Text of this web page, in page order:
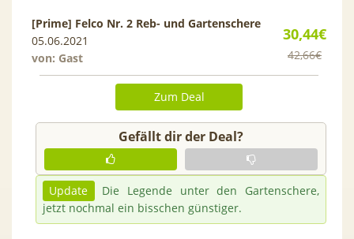
30,44€
42,66€
[Prime] Felco Nr. 2 Reb- und Gartenschere
05.06.2021
von: Gast
Zum Deal
Gefällt dir der Deal?
Update
Die Legende unter den Gartenschere,
jetzt nochmal ein bisschen günstiger.